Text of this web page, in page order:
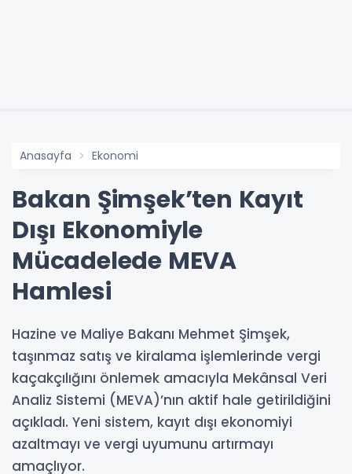
Anasayfa Ekonomi
Bakan Şimşek’ten Kayıt
Dışı Ekonomiyle
Mücadelede MEVA
Hamlesi
Hazine ve Maliye Bakanı Mehmet Şimşek,
taşınmaz satış ve kiralama işlemlerinde vergi
kaçakçılığını önlemek amacıyla Mekânsal Veri
Analiz Sistemi (MEVA)’nın aktif hale getirildiğini
açıkladı. Yeni sistem, kayıt dışı ekonomiyi
azaltmayı ve vergi uyumunu artırmayı
amaçlıyor.